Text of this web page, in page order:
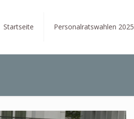
Startseite Personalratswahlen 2025